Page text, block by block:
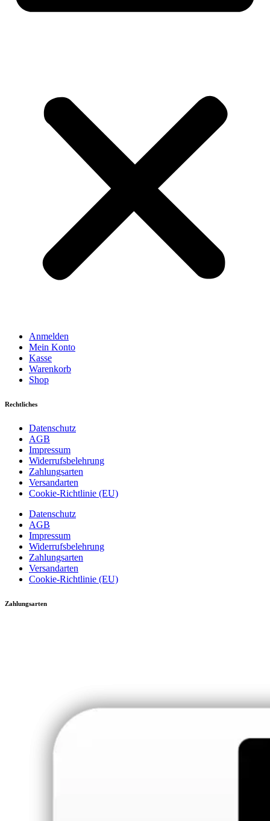
Anmelden
Mein Konto
Kasse
Warenkorb
Shop
Rechtliches
Datenschutz
AGB
Impressum
Widerrufsbelehrung
Zahlungsarten
Versandarten
Cookie-Richtlinie (EU)
Datenschutz
AGB
Impressum
Widerrufsbelehrung
Zahlungsarten
Versandarten
Cookie-Richtlinie (EU)
Zahlungsarten